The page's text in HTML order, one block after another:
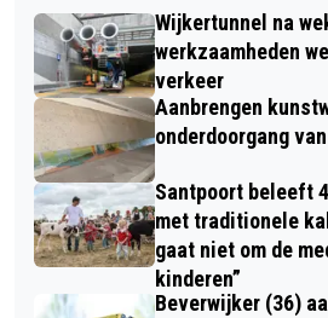
NATIONALE
Wijkertunnel na
werkzaamheden
verkeer
Aanbrengen
onderdoorgang
Santpoort beleeft
met traditionele
gaat niet om de
kinderen”
Beverwijker (36)